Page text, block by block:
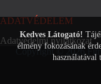
Kedves Látogató!
élmény fokozásának
használatával
ADATVÉDELEM
Adatvédelmi nyilatkozat
Copyright © 2026